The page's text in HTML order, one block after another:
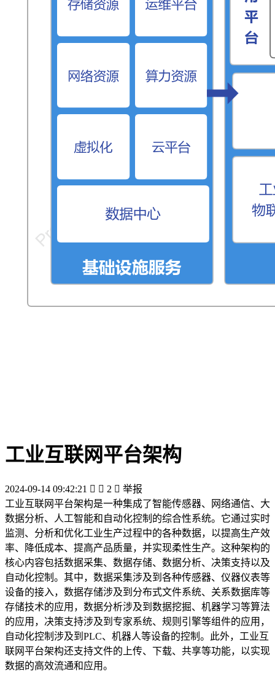
工业互联网平台架构
2024-09-14 09:42:21   2  举报
工业互联网平台架构是一种集成了智能传感器、网络通信、大
数据分析、人工智能和自动化控制的综合性系统。它通过实时
监测、分析和优化工业生产过程中的各种数据，以提高生产效
率、降低成本、提高产品质量，并实现柔性生产。这种架构的
核心内容包括数据采集、数据存储、数据分析、决策支持以及
自动化控制。其中，数据采集涉及到各种传感器、仪器仪表等
设备的接入，数据存储涉及到分布式文件系统、关系数据库等
存储技术的应用，数据分析涉及到数据挖掘、机器学习等算法
的应用，决策支持涉及到专家系统、规则引擎等组件的应用，
自动化控制涉及到PLC、机器人等设备的控制。此外，工业互
联网平台架构还支持文件的上传、下载、共享等功能，以实现
数据的高效流通和应用。